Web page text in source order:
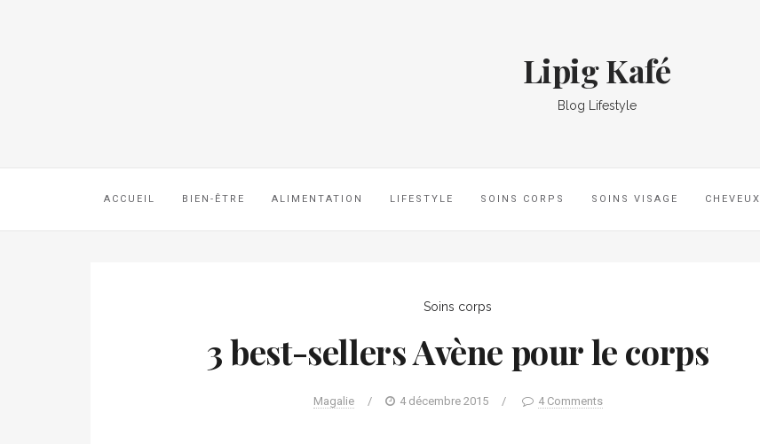
Lipig Kafé
Blog Lifestyle
ACCUEIL BIEN-ÊTRE ALIMENTATION LIFESTYLE SOINS CORPS SOINS VISAGE CHEVEUX
Soins corps
3 best-sellers Avène pour le corps
Magalie / 4 décembre 2015 / 4 Comments